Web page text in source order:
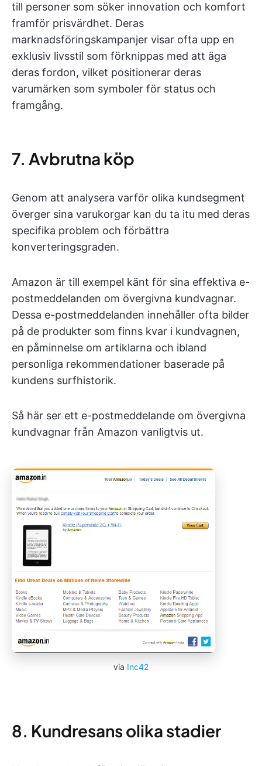
till personer som söker innovation och komfort
framför prisvärdhet. Deras
marknadsföringskampanjer visar ofta upp en
exklusiv livsstil som förknippas med att äga
deras fordon, vilket positionerar deras
varumärken som symboler för status och
framgång.
7. Avbrutna köp
Genom att analysera varför olika kundsegment
överger sina varukorgar kan du ta itu med deras
specifika problem och förbättra
konverteringsgraden.
Amazon är till exempel känt för sina effektiva e-
postmeddelanden om övergivna kundvagnar.
Dessa e-postmeddelanden innehåller ofta bilder
på de produkter som finns kvar i kundvagnen,
en påminnelse om artiklarna och ibland
personliga rekommendationer baserade på
kundens surfhistorik.
Så här ser ett e-postmeddelande om övergivna
kundvagnar från Amazon vanligtvis ut.
via Inc42
8. Kundresans olika stadier